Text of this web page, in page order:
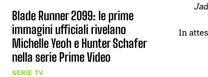
Blade Runner 2099: le prime
immagini ufficiali rivelano
Michelle Yeoh e Hunter Schafer
nella serie Prime Video
SERIE TV
In